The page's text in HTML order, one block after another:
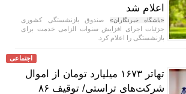
اعلام شد
«باشگاه خبرنگاران» صندوق بازنشستگی کشوری
جزئیات اجرای افزایش سنوات الزامی خدمت برای
بازنشستگی را اعلام کرد.
اجتماعی
تهاتر ۱۶۷۳ میلیارد تومان از اموال
شرکت‌های تراستی/ توقیف ۸۶